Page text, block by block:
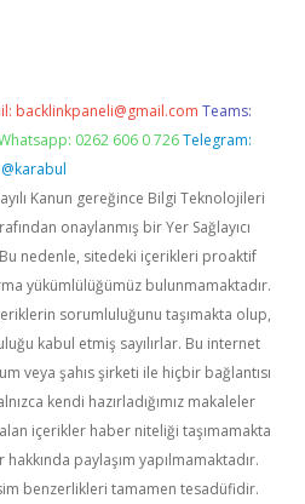
backlinkpaneli@gmail.com Teams:
0262 606 0 726 Telegram:
@karabul
Kanun gereğince Bilgi Teknolojileri
onaylanmış bir Yer Sağlayıcı
nedenle, sitedeki içerikleri proaktif
yükümlülüğümüz bulunmamaktadır.
sorumluluğunu taşımakta olup,
kabul etmiş sayılırlar. Bu internet
veya şahıs şirketi ile hiçbir bağlantısı
kendi hazırladığımız makaleler
içerikler haber niteliği taşımamakta
paylaşım yapılmamaktadır.
benzerlikleri tamamen tesadüfidir.